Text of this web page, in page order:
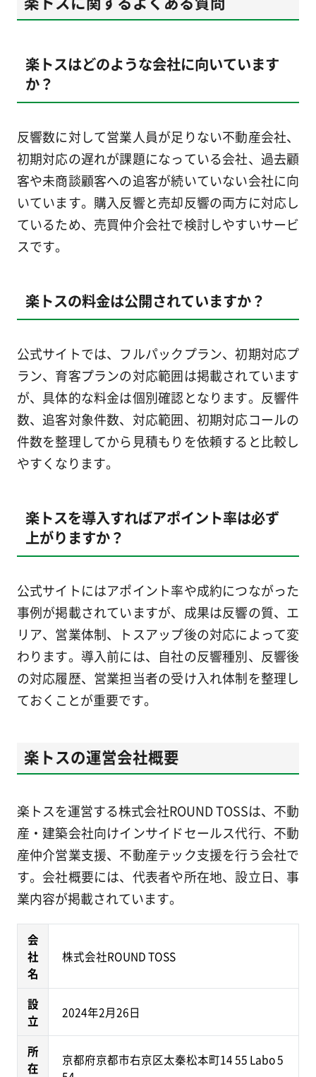
楽トスはどのような会社に向いています
か？
反響数に対して営業人員が足りない不動産会社、
初期対応の遅れが課題になっている会社、過去顧
客や未商談顧客への追客が続いていない会社に向
いています。購入反響と売却反響の両方に対応し
ているため、売買仲介会社で検討しやすいサービ
スです。
楽トスの料金は公開されていますか？
公式サイトでは、フルパックプラン、初期対応プ
ラン、育客プランの対応範囲は掲載されています
が、具体的な料金は個別確認となります。反響件
数、追客対象件数、対応範囲、初期対応コールの
件数を整理してから見積もりを依頼すると比較し
やすくなります。
楽トスを導入すればアポイント率は必ず
上がりますか？
公式サイトにはアポイント率や成約につながった
事例が掲載されていますが、成果は反響の質、エ
リア、営業体制、トスアップ後の対応によって変
わります。導入前には、自社の反響種別、反響後
の対応履歴、営業担当者の受け入れ体制を整理し
ておくことが重要です。
楽トスの運営会社概要
楽トスを運営する株式会社ROUND TOSSは、不動
産・建築会社向けインサイドセールス代行、不動
産仲介営業支援、不動産テック支援を行う会社で
す。会社概要には、代表者や所在地、設立日、事
業内容が掲載されています。
会
社
名
株式会社ROUND TOSS
設
立
2024年2月26日
所
在
京都府京都市右京区太秦松本町14 55 Labo 5